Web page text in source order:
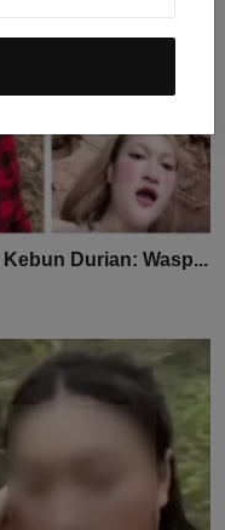
Durian: Wasp...